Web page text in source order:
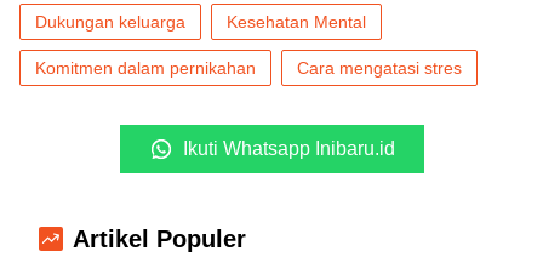
Dukungan keluarga Kesehatan Mental
Komitmen dalam pernikahan Cara mengatasi stres
Ikuti Whatsapp Inibaru.id
Artikel Populer